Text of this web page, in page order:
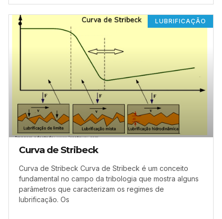
LUBRIFICAÇÃO
Curva de Stribeck
Curva de Stribeck Curva de Stribeck é um conceito
fundamental no campo da tribologia que mostra alguns
parâmetros que caracterizam os regimes de
lubrificação. Os